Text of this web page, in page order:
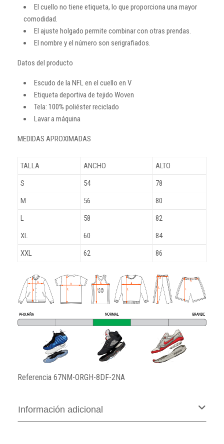
El cuello no tiene etiqueta, lo que proporciona una mayor
comodidad.
El ajuste holgado permite combinar con otras prendas.
El nombre y el número son serigrafiados.
Datos del producto
Escudo de la NFL en el cuello en V
Etiqueta deportiva de tejido Woven
Tela: 100% poliéster reciclado
Lavar a máquina
MEDIDAS APROXIMADAS
TALLA ANCHO
ALTO
S
54
78
M
56
80
L
58
82
XL
60
84
XXL
62 86
Referencia 67NM-ORGH-8DF-2NA
Información adicional